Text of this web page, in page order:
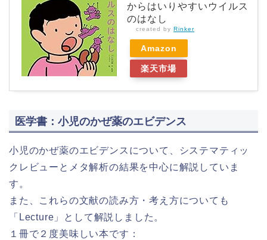
からはいりやすいウイルス
のはなし
created by Rinker
Amazon
楽天市場
医学書：小児のかぜ薬のエビデンス
小児のかぜ薬のエビデンスについて、システマティッ
クレビューとメタ解析の結果を中心に解説していま
す。
また、これらの文献の読み方・考え方についても
「Lecture」として解説しました。
１冊で２度美味しい本です：